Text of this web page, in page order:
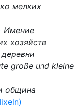
мелких
Имение
хозяйств
große und kleine
община